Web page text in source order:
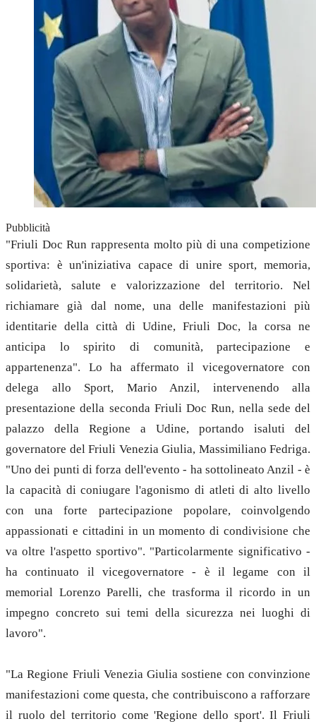
Pubblicità
"Friuli Doc Run rappresenta molto più di una competizione
sportiva: è un'iniziativa capace di unire sport, memoria,
solidarietà, salute e valorizzazione del territorio. Nel
richiamare già dal nome, una delle manifestazioni più
identitarie della città di Udine, Friuli Doc, la corsa ne
anticipa lo spirito di comunità, partecipazione e
appartenenza". Lo ha affermato il vicegovernatore con
delega allo Sport, Mario Anzil, intervenendo alla
presentazione della seconda Friuli Doc Run, nella sede del
palazzo della Regione a Udine, portando isaluti del
governatore del Friuli Venezia Giulia, Massimiliano Fedriga.
"Uno dei punti di forza dell'evento - ha sottolineato Anzil - è
la capacità di coniugare l'agonismo di atleti di alto livello
con una forte partecipazione popolare, coinvolgendo
appassionati e cittadini in un momento di condivisione che
va oltre l'aspetto sportivo". "Particolarmente significativo -
ha continuato il vicegovernatore - è il legame con il
memorial Lorenzo Parelli, che trasforma il ricordo in un
impegno concreto sui temi della sicurezza nei luoghi di
lavoro".
"La Regione Friuli Venezia Giulia sostiene con convinzione
manifestazioni come questa, che contribuiscono a rafforzare
il ruolo del territorio come 'Regione dello sport'. Il Friuli